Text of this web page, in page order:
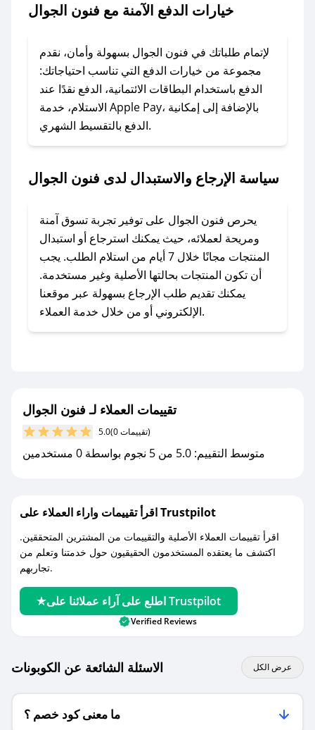
لا تقلق! يمكنك التواصل مع فريق دعم صحصح عبر
الرسائل الخاصة على تويتر أو البريد الإلكتروني،
وسنقوم بحل المشكلة في أسرع وقت ممكن.
### ماذا أفعل إذا لم أجد كود خصم لمتجري
المفضل؟
مراسلتنا مباشرة وسنعمل على توفير الكوبونات في
### كيف تحصل على كوبونات خصم حصرية من
فنون الجوال؟
للحصول على كوبونات وخصومات حصرية، قم بما
يلي:
- اضغط على أيقونة متابعة لمتجر فنون الجوال في
جديد.
مع صحصح، تسوق بذكاء ووفّر على كل مشترياتك مع
كوبونات خصم حصرية من فنون الجوال!
خيارات الدفع الآمنة مع فنون الجوال
لإتمام طلباتك في فنون الجوال بسهولة وأمان، نقدم
مجموعة من خيارات الدفع التي تناسب احتياجاتك:
الدفع باستخدام البطاقات الائتمانية، الدفع نقدًا عند
الاستلام، خدمة Apple Pay، بالإضافة إلى إمكانية
الدفع بالتقسيط الشهري.
سياسة الإرجاع والاستبدال لدى فنون الجوال
يحرص فنون الجوال على توفير تجربة تسوق آمنة
ومريحة لعملائه، حيث يمكنك استرجاع أو استبدال
المنتجات مجانًا خلال 7 أيام من استلام الطلب. يجب
أن تكون المنتجات بحالتها الأصلية وغير مستخدمة.
يمكنك تقديم طلب الإرجاع بسهولة عبر موقعنا
الإلكتروني أو من خلال خدمة العملاء.
تقييمات العملاء لـ فنون الجوال
5.0 (0 تقييمات)
متوسط التقييم: 5.0 من 5 نجوم بواسطة 0 مستخدمين
اقرأ تقييمات واراء العملاء على Trustpilot
اقرأ تقييمات العملاء الأصلية والتقييمات من المشترين المتحققين.
اكتشف ما يعتقده المستخدمون الحقيقيون حول خدمتنا وتعلم من
تجاربهم.
اطلع على آراء عملائنا على Trustpilot
Verified Reviews
الاسئلة الشائعة عن الكوبونات عرض الكل
ما معنى كود خصم ؟